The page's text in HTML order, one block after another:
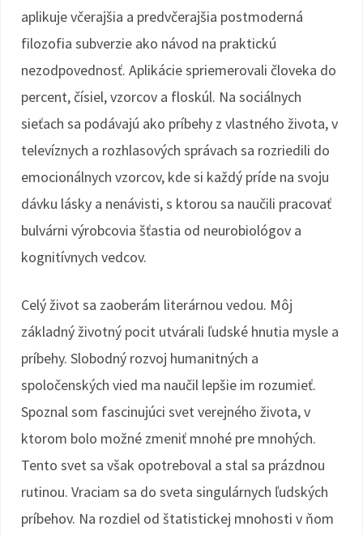
aplikuje včerajšia a predvčerajšia postmoderná
filozofia subverzie ako návod na praktickú
nezodpovednosť. Aplikácie spriemerovali človeka do
percent, čísiel, vzorcov a floskúl. Na sociálnych
sieťach sa podávajú ako príbehy z vlastného života, v
televíznych a rozhlasových správach sa rozriedili do
emocionálnych vzorcov, kde si každý príde na svoju
dávku lásky a nenávisti, s ktorou sa naučili pracovať
bulvárni výrobcovia šťastia od neurobiológov a
kognitívnych vedcov.
Celý život sa zaoberám literárnou vedou. Môj
základný životný pocit utvárali ľudské hnutia mysle a
príbehy. Slobodný rozvoj humanitných a
spoločenských vied ma naučil lepšie im rozumieť.
Spoznal som fascinujúci svet verejného života, v
ktorom bolo možné zmeniť mnohé pre mnohých.
Tento svet sa však opotreboval a stal sa prázdnou
rutinou. Vraciam sa do sveta singulárnych ľudských
príbehov. Na rozdiel od štatistickej mnohosti v ňom